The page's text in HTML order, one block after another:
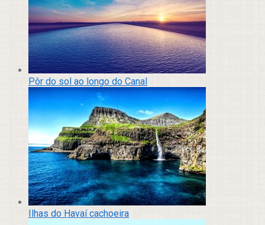
Pôr do sol ao longo do Canal
Ilhas do Havaí cachoeira